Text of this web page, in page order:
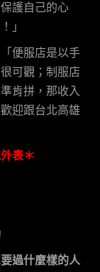
護自己的心
」
便服店是以手
可觀；制服店
肯拼，那收入
迎跟台北高雄
表＊
過什麼樣的人